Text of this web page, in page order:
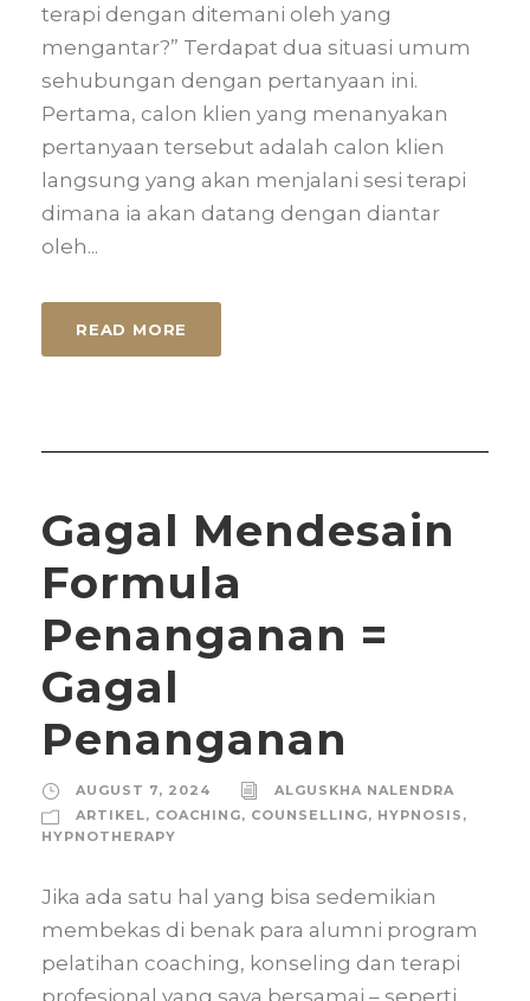
terapi dengan ditemani oleh yang
mengantar?” Terdapat dua situasi umum
sehubungan dengan pertanyaan ini.
Pertama, calon klien yang menanyakan
pertanyaan tersebut adalah calon klien
langsung yang akan menjalani sesi terapi
dimana ia akan datang dengan diantar
oleh...
READ MORE
Gagal Mendesain
Formula
Penanganan =
Gagal
Penanganan
AUGUST 7, 2024
ALGUSKHA NALENDRA
ARTIKEL, COACHING, COUNSELLING, HYPNOSIS ,
HYPNOTHERAPY
Jika ada satu hal yang bisa sedemikian
membekas di benak para alumni program
pelatihan coaching, konseling dan terapi